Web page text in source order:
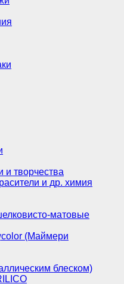
и творчества
и др. химия
матовые
(Маймери
блеском)